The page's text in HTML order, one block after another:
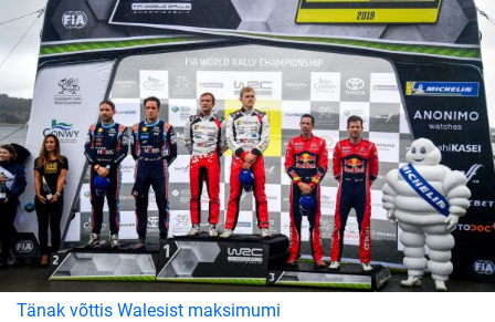
Tänak võttis Walesist maksimumi